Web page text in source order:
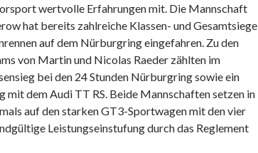
wertvolle Erfahrungen mit. Die Mannschaft
hat bereits zahlreiche Klassen- und Gesamtsiege
auf dem Nürburgring eingefahren. Zu den
von Martin und Nicolas Raeder zählten im
bei den 24 Stunden Nürburgring sowie ein
mit dem Audi TT RS. Beide Mannschaften setzen in
auf den starken GT3-Sportwagen mit den vier
Leistungseinstufung durch das Reglement